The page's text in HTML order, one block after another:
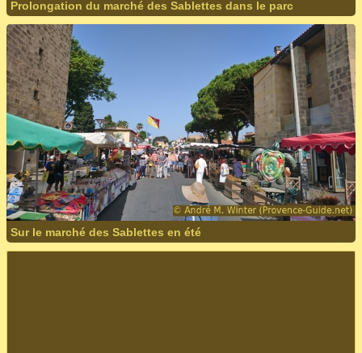
Prolongation du marché des Sablettes dans le parc
Sur le marché des Sablettes en été